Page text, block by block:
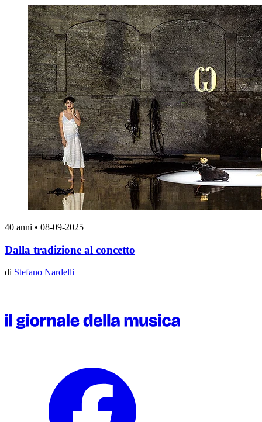
40 anni • 08-09-2025
​Dalla tradizione al concetto
di Stefano Nardelli